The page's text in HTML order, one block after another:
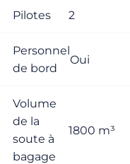
Pilotes 2
Personnel
de bord
Oui
Volume
de la
soute à
bagage
1800 m³